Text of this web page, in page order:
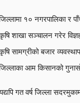
१० नगरपालिका र
शाखा सञ्चालन गरेर
सामग्रीको बजार
आम किसानको
गत वर्ष जिल्ला